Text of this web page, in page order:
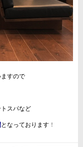
すので
スパなど
となっております ！